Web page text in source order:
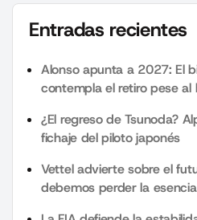
Entradas recientes
Alonso apunta a 2027: El
contempla el retiro pese
¿El regreso de Tsunoda?
fichaje del piloto japonés
Vettel advierte sobre el
debemos perder la